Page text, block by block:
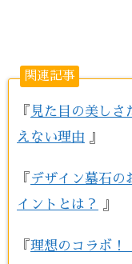
関連記事
『 見た目の美しさ
えない理由 』
『 デザイン墓石の
イントとは？
』
『 理想のコラボ！